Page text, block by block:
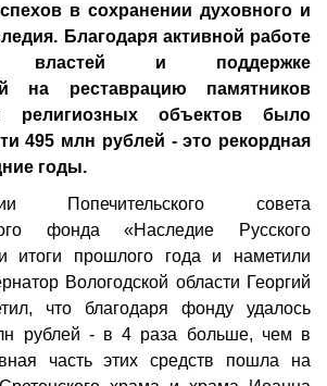
в сохранении духовного и
Благодаря активной работе
властей и поддержке
на реставрацию памятников
религиозных объектов было
495 млн рублей - это рекордная
годы.
Попечительского совета
фонда «Наследие Русского
итоги прошлого года и наметили
Вологодской области Георгий
что благодаря фонду удалось
рублей - в 4 раза больше, чем в
часть этих средств пошла на